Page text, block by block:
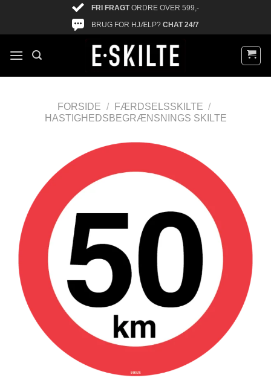
FRI FRAGTORDRE OVER 599,-
BRUG FOR HJÆLP? CHAT 24/7
FORSIDE / FÆRDSELSSKILTE /
HASTIGHEDSBEGRÆNSNINGS SKILTE